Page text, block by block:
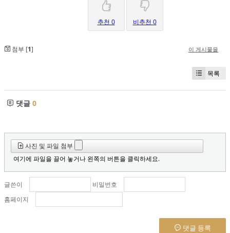
추천 0 비추천 0
첨부 [1] 이 게시물을
목록
댓글 0
사진 및 파일 첨부
여기에 파일을 끌어 놓거나 왼쪽의 버튼을 클릭하세요.
글쓴이
비밀번호
홈페이지
댓글 등록